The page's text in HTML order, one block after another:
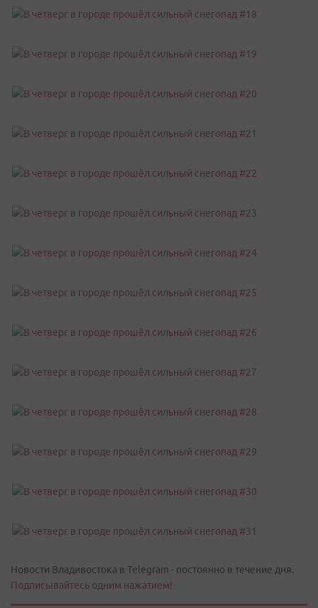
Новости Владивостока в Telegram - постоянно в течение дня.
Подписывайтесь одним нажатием!